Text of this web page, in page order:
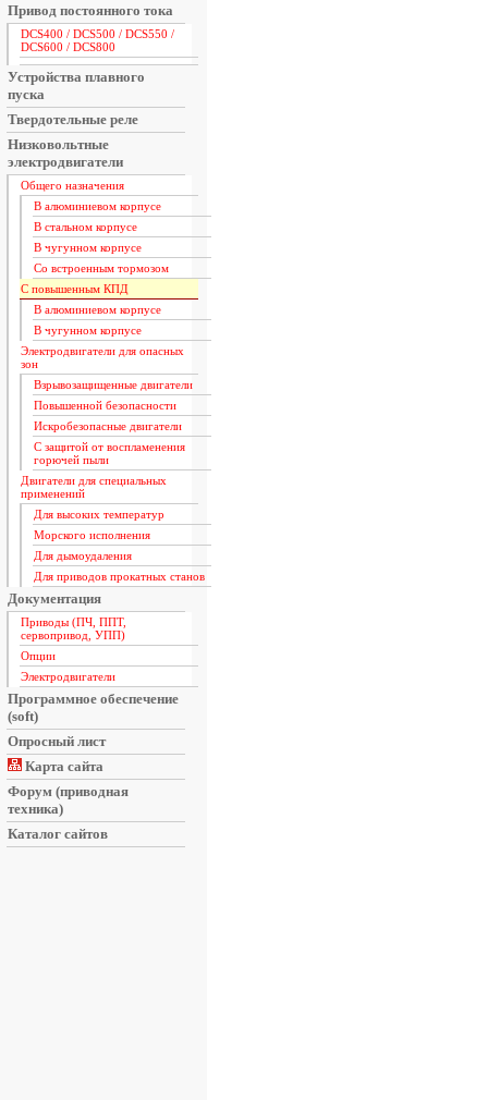
Привод постоянного тока
DCS400 / DCS500 / DCS550 /
DCS600 / DCS800
Устройства плавного
пуска
Твердотельные реле
Низковольтные
электродвигатели
Общего назначения
В алюминиевом корпусе
В стальном корпусе
В чугунном корпусе
Со встроенным тормозом
С повышенным КПД
В алюминиевом корпусе
В чугунном корпусе
Электродвигатели для опасных
зон
Взрывозащищенные двигатели
Повышенной безопасности
Искробезопасные двигатели
С защитой от воспламенения
горючей пыли
Двигатели для специальных
применений
Для высоких температур
Морского исполнения
Для дымоудаления
Для приводов прокатных станов
Документация
Приводы (ПЧ, ППТ,
сервопривод, УПП)
Опции
Электродвигатели
Программное обеспечение
(soft)
Опросный лист
Карта сайта
Форум (приводная
техника)
Каталог сайтов